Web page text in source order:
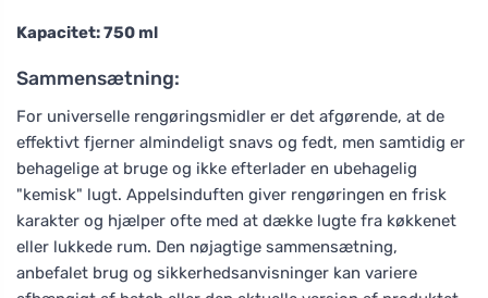
Kapacitet: 750 ml
Sammensætning:
For universelle rengøringsmidler er det afgørende, at de
effektivt fjerner almindeligt snavs og fedt, men samtidig er
behagelige at bruge og ikke efterlader en ubehagelig
"kemisk" lugt. Appelsinduften giver rengøringen en frisk
karakter og hjælper ofte med at dække lugte fra køkkenet
eller lukkede rum. Den nøjagtige sammensætning,
anbefalet brug og sikkerhedsanvisninger kan variere